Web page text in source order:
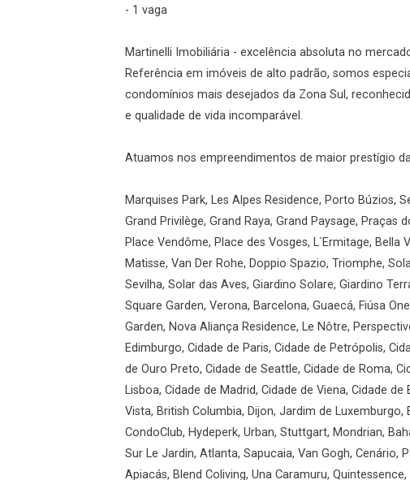
- 1 vaga
Martinelli Imobiliária - excelência absoluta no
Referência em imóveis de alto padrão, somos
condomínios mais desejados da Zona Sul,
e qualidade de vida incomparável.
Atuamos nos empreendimentos de maior prestígio
Marquises Park, Les Alpes Residence, Porto Búzios,
Grand Privilège, Grand Raya, Grand Paysage, Praças
Place Vendôme, Place des Vosges, L`Ermitage, Bella
Matisse, Van Der Rohe, Doppio Spazio, Triomphe,
Sevilha, Solar das Aves, Giardino Solare, Giardino
Square Garden, Verona, Barcelona, Guaecá, Fiúsa
Garden, Nova Aliança Residence, Le Nôtre,
Edimburgo, Cidade de Paris, Cidade de Petrópolis,
de Ouro Preto, Cidade de Seattle, Cidade de Roma,
Lisboa, Cidade de Madrid, Cidade de Viena, Cidade
Vista, British Columbia, Dijon, Jardim de Luxemburgo,
CondoClub, Hydeperk, Urban, Stuttgart, Mondrian,
Sur Le Jardin, Atlanta, Sapucaia, Van Gogh, Cenário,
Apiacás, Blend Coliving, Una Caramuru,